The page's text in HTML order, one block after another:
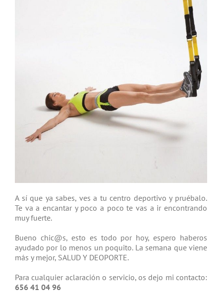
A sí que ya sabes, ves a tu centro deportivo y pruébalo.
Te va a encantar y poco a poco te vas a ir encontrando
muy fuerte.
Bueno chic@s, esto es todo por hoy, espero haberos
ayudado por lo menos un poquito. La semana que viene
más y mejor, SALUD Y DEOPORTE.
Para cualquier aclaración o servicio, os dejo mi contacto:
656 41 04 96